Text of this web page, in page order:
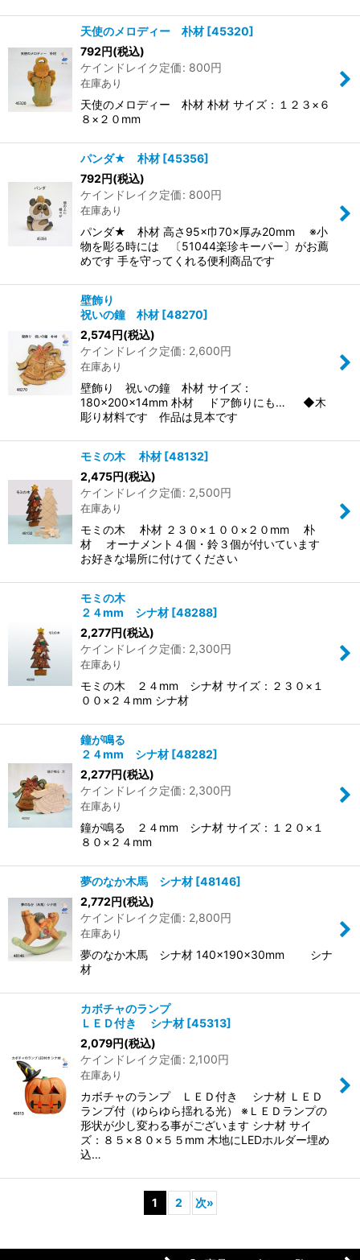
天使のメロディー 朴材 [45320]
792円(税込)
ケインドレイク定価: 800円
在庫あり
天使のメロディー 朴材 朴材 サイズ：１２３×６
８×２０mm
パンダ★ 朴材 [45356]
792円(税込)
ケインドレイク定価: 800円
在庫あり
パンダ★ 朴材 高さ95×巾70×厚み20mm ※小
物を彫る時には 〔51044楽珍キーパー〕がお薦
めです 手を守ってくれる便利商品です
壁飾り
祝いの鐘 朴材 [48270]
2,574円(税込)
ケインドレイク定価: 2,600円
在庫あり
壁飾り 祝いの鐘 朴材 サイズ：
180×200×14mm 朴材 ドア飾りにも… ◆木
彫り材料です 作品は見本です
モミの木 朴材 [48132]
2,475円(税込)
ケインドレイク定価: 2,500円
在庫あり
モミの木 朴材 ２３０×１００×２０mm 朴
材 オーナメント４個・鈴３個が付いています
お好きな場所に付けてください
モミの木
２４mm シナ材 [48288]
2,277円(税込)
ケインドレイク定価: 2,300円
在庫あり
モミの木 ２４mm シナ材 サイズ：２３０×１
００×２４mm シナ材
鐘が鳴る
２４mm シナ材 [48282]
2,277円(税込)
ケインドレイク定価: 2,300円
在庫あり
鐘が鳴る ２４mm シナ材 サイズ：１２０×１
８０×２４mm
夢のなか木馬 シナ材 [48146]
2,772円(税込)
ケインドレイク定価: 2,800円
在庫あり
夢のなか木馬 シナ材 140×190×30mm シナ
材
カボチャのランプ
ＬＥＤ付き シナ材 [45313]
2,079円(税込)
ケインドレイク定価: 2,100円
在庫あり
カボチャのランプ ＬＥＤ付き シナ材 ＬＥＤ
ランプ付（ゆらゆら揺れる光） ※ＬＥＤランプの
形状が少し変わる事がございます シナ材 サイ
ズ：８５×８０×５５mm 木地にLEDホルダー埋め
込…
1 2 次»